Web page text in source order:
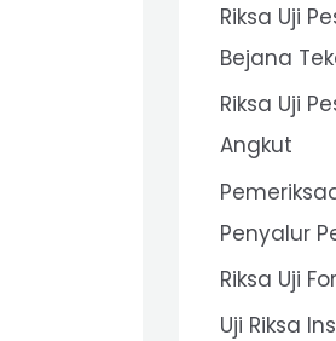
o
r
:
Riksa Uji
Bejana
Riksa Uji
Angkut
Penyalur
Riksa Uji
Uji Riksa